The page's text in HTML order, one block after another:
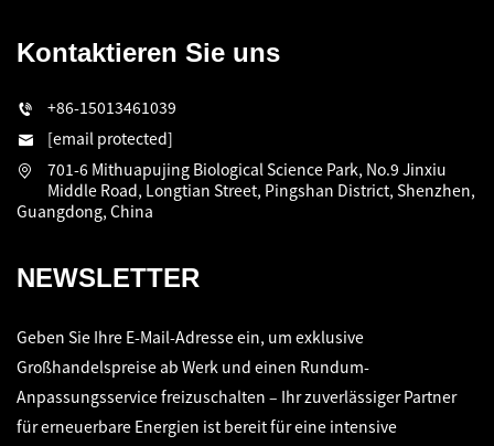
Kontaktieren Sie uns
+86-15013461039
[email protected]
701-6 Mithuapujing Biological Science Park, No.9 Jinxiu
Middle Road, Longtian Street, Pingshan District, Shenzhen,
Guangdong, China
NEWSLETTER
Geben Sie Ihre E-Mail-Adresse ein, um exklusive
Großhandelspreise ab Werk und einen Rundum-
Anpassungsservice freizuschalten – Ihr zuverlässiger Partner
für erneuerbare Energien ist bereit für eine intensive